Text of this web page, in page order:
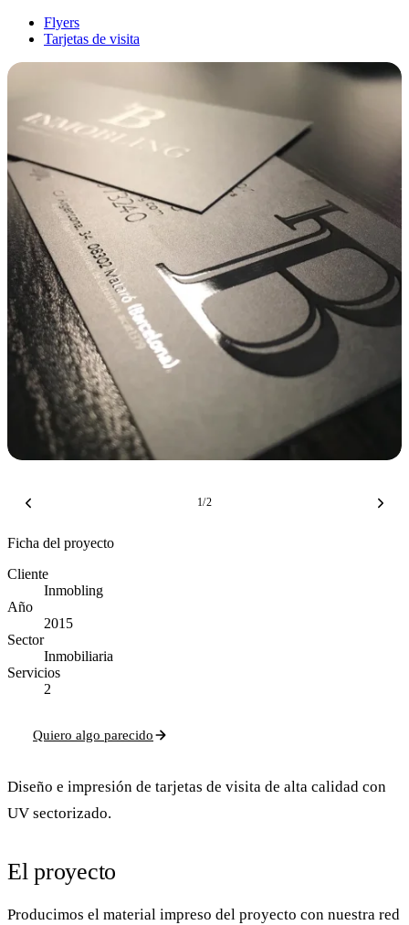
Flyers
Tarjetas de visita
1/2
Ficha del proyecto
Cliente
Inmobling
Año
2015
Sector
Inmobiliaria
Servicios
2
Quiero algo parecido
Diseño e impresión de tarjetas de visita de alta calidad con
UV sectorizado.
El proyecto
Producimos el material impreso del proyecto con nuestra red